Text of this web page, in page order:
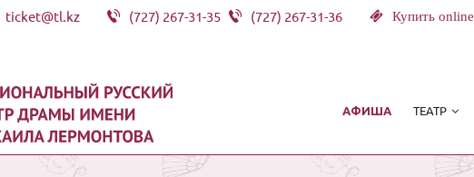
ticket@tl.kz (727) 267-31-35 (727) 267-31-36 Купить online
АФИША ТЕАТР